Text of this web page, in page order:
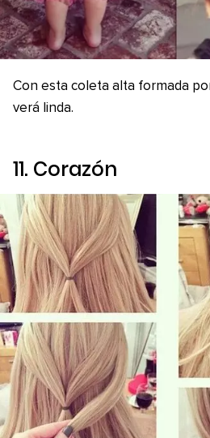
Con esta coleta alta formada
verá linda.
11. Corazón